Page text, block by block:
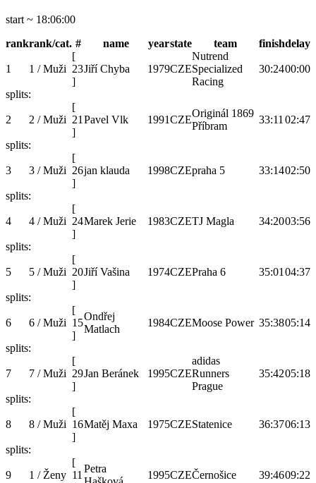
start ~ 18:06:00
rankrank/cat. # name yearstate team finishdelay
1 1 / Muži
[
23
]
Jiří Chyba 1979CZE
Nutrend
Specialized
Racing
30:2400:00
splits:
2 2 / Muži
[
21
]
Pavel Vlk 1991CZE
Originál 1869
Příbram
33:11 02:47
splits:
3 3 / Muži
[
26
]
jan klauda 1998CZEpraha 5 33:1402:50
splits:
4 4 / Muži
[
24
]
Marek Jerie 1983CZETJ Magla 34:2003:56
splits:
5 5 / Muži
[
20
]
Jiří Vašina 1974CZEPraha 6 35:01 04:37
splits:
6 6 / Muži
[
15
]
Ondřej
Matlach
1984CZEMoose Power 35:3805:14
splits:
7 7 / Muži
[
29
]
Jan Beránek 1995CZE
adidas
Runners
Prague
35:4205:18
splits:
8 8 / Muži
[
16
]
Matěj Maxa 1975CZEStatenice 36:3706:13
splits:
9 1 / Ženy
[
11
Petra
1995CZEČernošice 39:4609:22